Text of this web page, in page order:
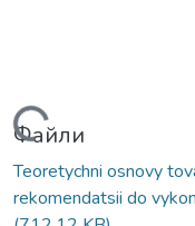
Вантажиться...
Файли
Teoretychni osnovy
rekomendatsii do